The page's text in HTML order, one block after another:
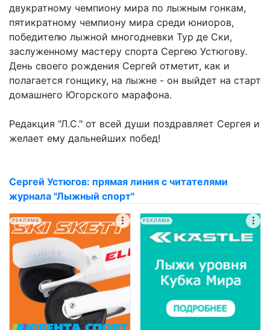
двукратному чемпиону мира по лыжным гонкам,
пятикратному чемпиону мира среди юниоров,
победителю лыжной многодневки Тур де Ски,
заслуженному мастеру спорта Сергею Устюгову.
День своего рождения Сергей отметит, как и
полагается гонщику, на лыжне - он выйдет на старт
домашнего Югорского марафона.
Редакция "Л.С." от всей души поздравляет Сергея и
желает ему дальнейших побед!
Сергей Устюгов: прямая линия с читателями
журнала "Лыжный спорт"
РЕКЛАМА РЕКЛАМА